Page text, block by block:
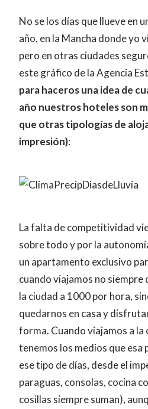
No se los días que llueve en
año, en la Mancha donde yo
pero en otras ciudades
este gráfico de la Agencia
para haceros una idea de
año nuestros hoteles son
que otras tipologías de
impresión):
La falta de competitividad
sobre todo y por la
un apartamento exclusivo
cuando viajamos no
la ciudad a 1000 por hora,
quedarnos en casa y
forma. Cuando viajamos a la
tenemos los medios que esa
ese tipo de días, desde el
paraguas, consolas, cocina
cosillas siempre suman),